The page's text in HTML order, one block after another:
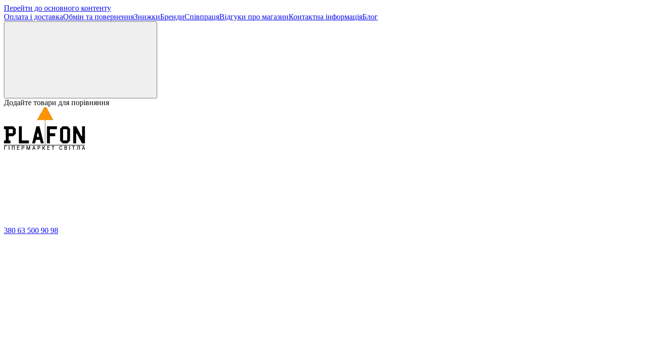
Перейти до основного контенту
Оплата і доставкаОбмін та поверненняЗнижкиБрендиСпівпрацяВідгуки про магазинКонтактна інформаціяБлог
Додайте товари для порівняння
380 63 500 90 98